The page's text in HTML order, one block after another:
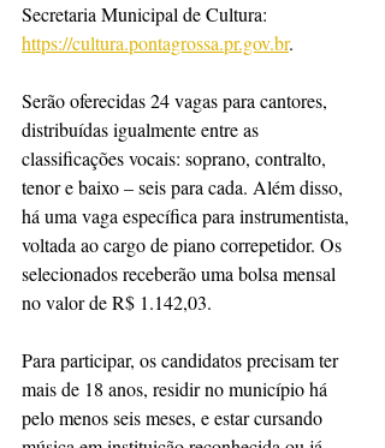
Secretaria Municipal de Cultura:
https://cultura.pontagrossa.pr.gov.br.
Serão oferecidas 24 vagas para cantores,
distribuídas igualmente entre as
classificações vocais: soprano, contralto,
tenor e baixo – seis para cada. Além disso,
há uma vaga específica para instrumentista,
voltada ao cargo de piano correpetidor. Os
selecionados receberão uma bolsa mensal
no valor de R$ 1.142,03.
Para participar, os candidatos precisam ter
mais de 18 anos, residir no município há
pelo menos seis meses, e estar cursando